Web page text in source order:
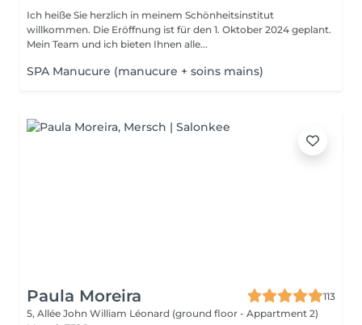
Ich heiße Sie herzlich in meinem Schönheitsinstitut
willkommen. Die Eröffnung ist für den 1. Oktober 2024 geplant.
Mein Team und ich bieten Ihnen alle...
SPA Manucure (manucure + soins mains)
Paula Moreira
113
5, Allée John William Léonard (ground floor - Appartment 2)